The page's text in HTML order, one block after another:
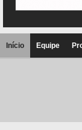
Início Equipe